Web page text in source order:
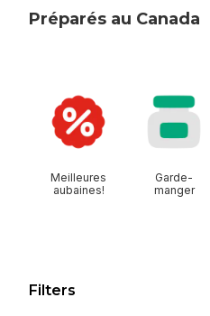
Préparés au Canada
Meilleures
aubaines!
Garde-
manger
Filters